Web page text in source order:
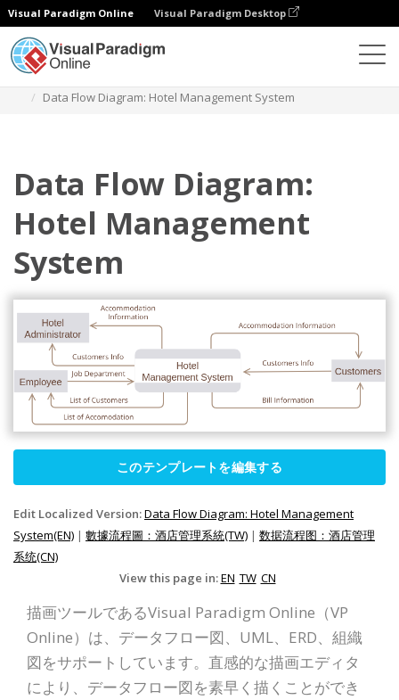
Visual Paradigm Online Visual Paradigm Desktop
Data Flow Diagram: Hotel Management System
Data Flow Diagram:
Hotel Management
System
このテンプレートを編集する
Edit Localized Version:Data Flow Diagram: Hotel Management
System(EN) | 數據流程圖：酒店管理系統(TW) | 数据流程图：酒店管理
系统(CN)
View this page in:EN TW CN
描画ツールであるVisual Paradigm Online（VP
Online）は、データフロー図、UML、ERD、組織
図をサポートしています。直感的な描画エディタ
により、データフロー図を素早く描くことができ